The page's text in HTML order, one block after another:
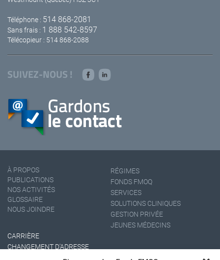
Téléphone : 514 868-2081
Sans frais : 1 888 542-8597
Télécopieur : 514 868-2088
SUIVEZ-NOUS !
À PROPOS
PUBLICATIONS
NOS ACTIVITÉS
GLOSSAIRE
NOUS JOINDRE
RÉGIMES
FONDS FMOQ
SERVICES
SOLUTIONS CLINIQUES
GESTION PRIVÉE
JEUNES MÉDECINS
CARRIÈRE
CHANGEMENT D'ADRESSE